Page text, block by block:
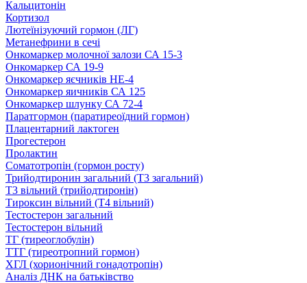
Кальцитонін
Кортизол
Лютеїнізуючий гормон (ЛГ)
Метанефрини в сечі
Онкомаркер молочної залози СА 15-3
Онкомаркер СА 19-9
Онкомаркер яєчників НЕ-4
Онкомаркер яичників СА 125
Онкомаркер шлунку СА 72-4
Паратгормон (паратиреоїдний гормон)
Плацентарний лактоген
Прогестерон
Пролактин
Соматотропін (гормон росту)
Трийодтиронин загальний (Т3 загальний)
Т3 вільний (трийодтиронін)
Тироксин вільний (Т4 вільний)
Тестостерон загальний
Тестостерон вільний
ТГ (тиреоглобулін)
ТТГ (тиреотропний гормон)
ХГЛ (хорионічний гонадотропін)
Аналіз ДНК на батьківство